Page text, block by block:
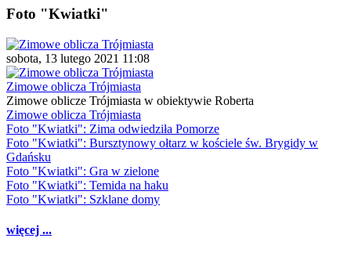
Foto "Kwiatki"
sobota, 13 lutego 2021 11:08
Zimowe oblicza Trójmiasta
Zimowe oblicze Trójmiasta w obiektywie Roberta
Zimowe oblicza Trójmiasta
Foto "Kwiatki": Zima odwiedziła Pomorze
Foto "Kwiatki": Bursztynowy ołtarz w kościele św. Brygidy w
Gdańsku
Foto "Kwiatki": Gra w zielone
Foto "Kwiatki": Temida na haku
Foto "Kwiatki": Szklane domy
więcej ...